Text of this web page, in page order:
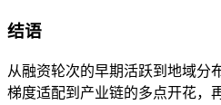
结语
从融资轮次的早期活跃到地域分
梯度适配到产业链的多点开花，